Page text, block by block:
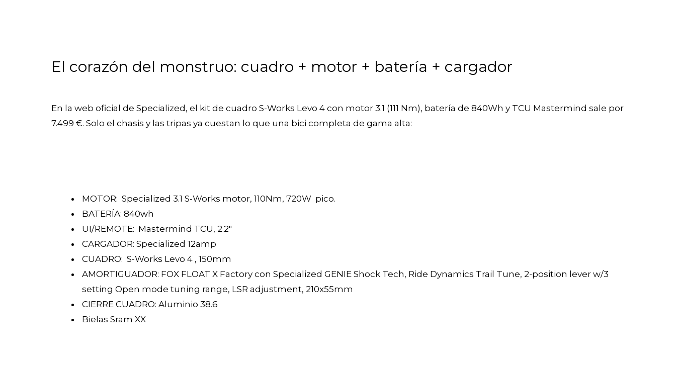
El corazón del monstruo: cuadro + motor + batería + cargador
En la web oficial de Specialized, el kit de cuadro S-Works Levo 4 con motor 3.1 (111 Nm), batería de 840Wh y TCU Mastermind sale por
7.499 €. Solo el chasis y las tripas ya cuestan lo que una bici completa de gama alta:
MOTOR: Specialized 3.1 S-Works motor, 110Nm, 720W pico.
BATERÍA: 840wh
UI/REMOTE: Mastermind TCU, 2.2"
CARGADOR: Specialized 12amp
CUADRO: S-Works Levo 4 , 150mm
AMORTIGUADOR: FOX FLOAT X Factory con Specialized GENIE Shock Tech, Ride Dynamics Trail Tune, 2-position lever w/3
setting Open mode tuning range, LSR adjustment, 210x55mm
CIERRE CUADRO: Aluminio 38.6
Bielas Sram XX